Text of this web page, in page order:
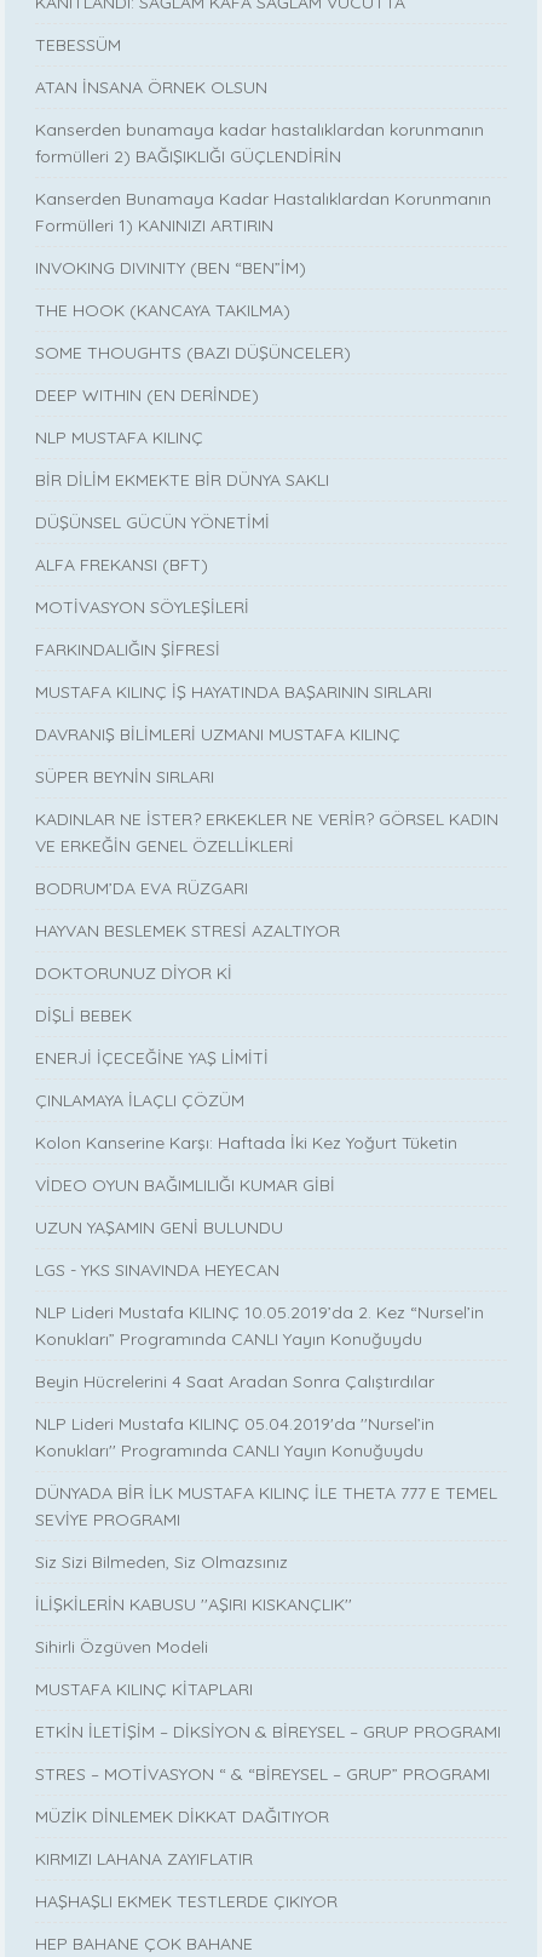
TEBESSÜM
ATAN İNSANA ÖRNEK OLSUN
Kanserden bunamaya kadar hastalıklardan korunmanın
formülleri 2) BAĞIŞIKLIĞI GÜÇLENDİRİN
Kanserden Bunamaya Kadar Hastalıklardan Korunmanın
Formülleri 1) KANINIZI ARTIRIN
INVOKING DIVINITY (BEN “BEN”İM)
THE HOOK (KANCAYA TAKILMA)
SOME THOUGHTS (BAZI DÜŞÜNCELER)
DEEP WITHIN (EN DERİNDE)
NLP MUSTAFA KILINÇ
BİR DİLİM EKMEKTE BİR DÜNYA SAKLI
DÜŞÜNSEL GÜCÜN YÖNETİMİ
ALFA FREKANSI (BFT)
MOTİVASYON SÖYLEŞİLERİ
FARKINDALIĞIN ŞİFRESİ
MUSTAFA KILINÇ İŞ HAYATINDA BAŞARININ SIRLARI
DAVRANIŞ BİLİMLERİ UZMANI MUSTAFA KILINÇ
SÜPER BEYNİN SIRLARI
KADINLAR NE İSTER? ERKEKLER NE VERİR? GÖRSEL KADIN
VE ERKEĞİN GENEL ÖZELLİKLERİ
BODRUM’DA EVA RÜZGARI
HAYVAN BESLEMEK STRESİ AZALTIYOR
DOKTORUNUZ DİYOR Kİ
DİŞLİ BEBEK
ENERJİ İÇECEĞİNE YAŞ LİMİTİ
ÇINLAMAYA İLAÇLI ÇÖZÜM
Kolon Kanserine Karşı: Haftada İki Kez Yoğurt Tüketin
VİDEO OYUN BAĞIMLILIĞI KUMAR GİBİ
UZUN YAŞAMIN GENİ BULUNDU
LGS - YKS SINAVINDA HEYECAN
NLP Lideri Mustafa KILINÇ 10.05.2019’da 2. Kez “Nursel’in
Konukları” Programında CANLI Yayın Konuğuydu
Beyin Hücrelerini 4 Saat Aradan Sonra Çalıştırdılar
NLP Lideri Mustafa KILINÇ 05.04.2019'da ''Nursel’in
Konukları'' Programında CANLI Yayın Konuğuydu
DÜNYADA BİR İLK MUSTAFA KILINÇ İLE THETA 777 E TEMEL
SEVİYE PROGRAMI
Siz Sizi Bilmeden, Siz Olmazsınız
İLİŞKİLERİN KABUSU ''AŞIRI KISKANÇLIK''
Sihirli Özgüven Modeli
MUSTAFA KILINÇ KİTAPLARI
ETKİN İLETİŞİM – DİKSİYON & BİREYSEL – GRUP PROGRAMI
STRES – MOTİVASYON “ & “BİREYSEL – GRUP” PROGRAMI
MÜZİK DİNLEMEK DİKKAT DAĞITIYOR
KIRMIZI LAHANA ZAYIFLATIR
HAŞHAŞLI EKMEK TESTLERDE ÇIKIYOR
HEP BAHANE ÇOK BAHANE